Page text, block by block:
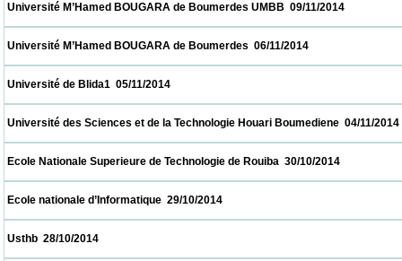
Université M’Hamed BOUGARA de Boumerdes UMBB  09/11/
Université M’Hamed BOUGARA de Boumerdes  06/11/2014
Université de Blida1  05/11/2014
Université des Sciences et de la Technologie Houari
Ecole Nationale Superieure de Technologie de Rouiba  30/10/
Ecole nationale d’Informatique  29/10/2014
Usthb  28/10/2014